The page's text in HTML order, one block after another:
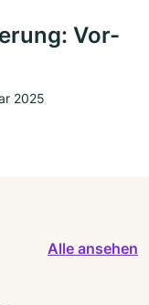
Vor-
2025
Alle ansehen